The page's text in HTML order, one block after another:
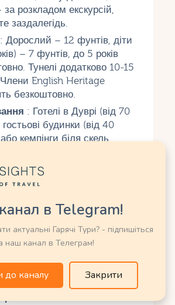
за розкладом екскурсій,
заздалегідь.
Дорослий – 12 фунтів, діти
– 7 фунтів, до 5 років
Тунелі додатково 10-15
English Heritage
безкоштовно.
: Готелі в Дуврі (від 70
будинки (від 40
кемпінги біля скель.
в замку (The Great Tower
пропонує сендвічі та пироги
подають елі та fish and
взуття для стежок та
У тунелях прохолодно, беріть
в Telegram!
актуальні Гарячі Тури? - підпишіться
наш канал в Телеграм!
до каналу Закрити